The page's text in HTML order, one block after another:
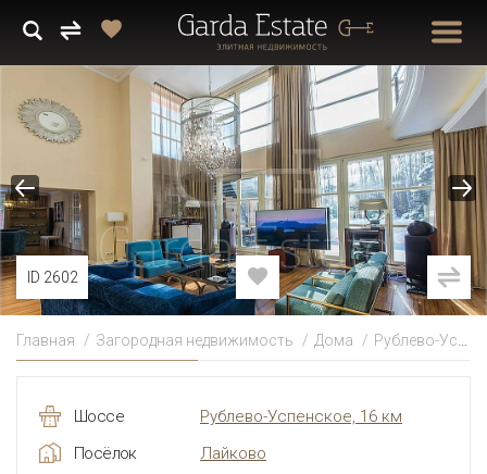
ID 2602
Главная Загородная недвижимость Дома Рублево-Успенское
Шоссе
Рублево-Успенское, 16 км
Посёлок
Лайково